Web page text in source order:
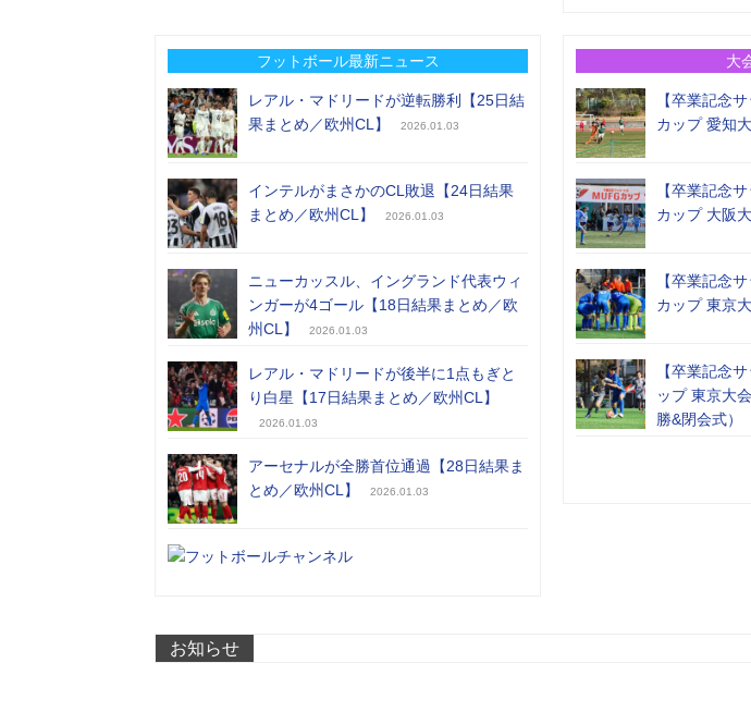
フットボール最新ニュース
レアル・マドリードが逆転勝利【25日結
果まとめ／欧州CL】
2026.01.03
インテルがまさかのCL敗退【24日結果
まとめ／欧州CL】
2026.01.03
ニューカッスル、イングランド代表ウィ
ンガーが4ゴール【18日結果まとめ／欧
州CL】
2026.01.03
レアル・マドリードが後半に1点もぎと
り白星【17日結果まとめ／欧州CL】
2026.01.03
アーセナルが全勝首位通過【28日結果ま
とめ／欧州CL】
2026.01.03
大
【卒業記念
カップ 愛知
【卒業記念
カップ 大阪
【卒業記念
カップ 東京
【卒業記念
ップ 東京大
勝&閉会式）
お知らせ